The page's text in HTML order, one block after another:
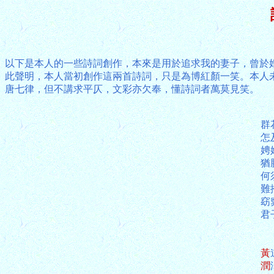
以下是本人的一些詩詞創作，本來是用於追求我的妻子，曾
此聲明，本人當初創作這兩首詩詞，只是為博紅顏一笑。本
唐七律，但不講求平仄，文彩亦欠奉，懂詩詞者萬莫見笑。
群
怎
娉
猶
何
難
窈
君
黃
潤